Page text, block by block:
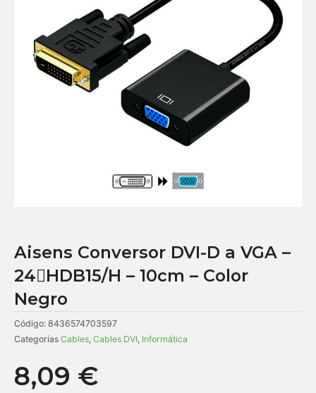
Aisens Conversor DVI-D a VGA –
24HDB15/H – 10cm – Color
Negro
Código: 8436574703597
Categorías Cables, Cables DVI, Informática
8,09 €